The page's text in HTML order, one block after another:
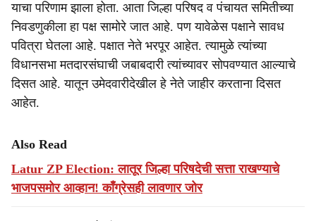
याचा परिणाम झाला होता. आता जिल्हा परिषद व पंचायत समितीच्या
निवडणुकीला हा पक्ष सामोरे जात आहे. पण यावेळेस पक्षाने सावध
पवित्रा घेतला आहे. पक्षात नेते भरपूर आहेत. त्यामुळे त्यांच्या
विधानसभा मतदारसंघाची जबाबदारी त्यांच्यावर सोपवण्यात आल्याचे
दिसत आहे. यातून उमेदवारीदेखील हे नेते जाहीर करताना दिसत
आहेत.
Also Read
Latur ZP Election: लातूर जिल्हा परिषदेची सत्ता राखण्याचे
भाजपसमोर आव्हान! काँग्रेसही लावणार जोर